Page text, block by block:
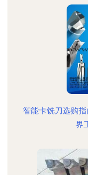
智能卡铣刀选购
界